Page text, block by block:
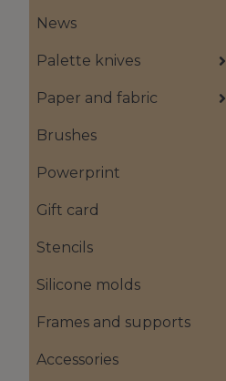
News
Palette knives
Paper and fabric
Brushes
Powerprint
Gift card
Stencils
Silicone molds
Frames and supports
Accessories